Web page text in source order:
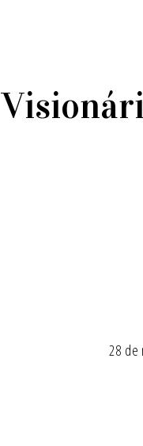
28 de